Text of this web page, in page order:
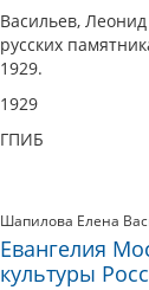
Васильев,
русских
1929.
1929
ГПИБ
Шапилова Елена
Евангелия
культуры